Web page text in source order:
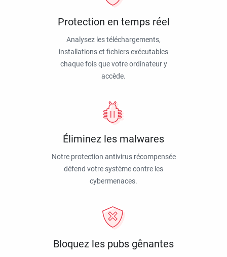
Protection en temps réel
Analysez les téléchargements,
installations et fichiers exécutables
chaque fois que votre ordinateur y
accède.
Éliminez les malwares
Notre protection antivirus récompensée
défend votre système contre les
cybermenaces.
Bloquez les pubs gênantes